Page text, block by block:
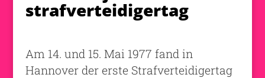
strafverteidigertag
Am 14. und 15. Mai 1977 fand in
Hannover der erste Strafverteidigertag